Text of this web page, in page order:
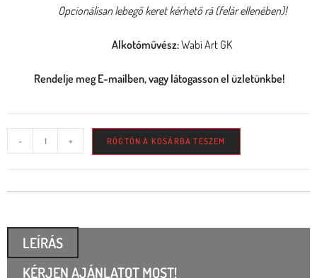
Opcionálisan lebegő keret kérhető rá (felár ellenében)!
Alkotóművész:Wabi Art GK
Rendelje meg E-mailben, vagy látogasson el üzletünkbe!
- + RÖGTÖN A KOSÁRBA TESZEM
LEÍRÁS
KÉRJEN AJÁNLATOT MOST!